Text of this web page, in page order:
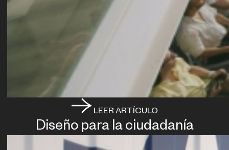
LEER ARTÍCULO
Diseño para la ciudadanía